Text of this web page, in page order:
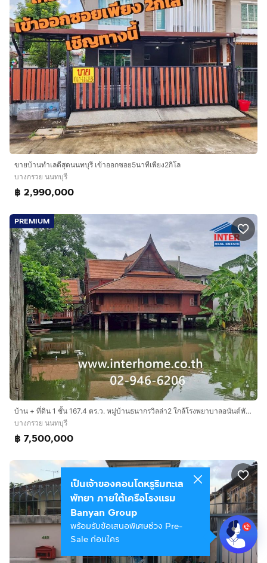
ขายบ้านทำเลดีสุดนนทบุรี เข้าออกซอย5นาทีเพียง2กิโล
บางกรวย นนทบุรี
฿ 2,990,000
PREMIUM
บ้าน + ที่ดิน 1 ชั้น 167.4 ตร.ว. หมู่บ้านธนากรวิลล่า2 ใกล้โรงพยาบาลอนันต์พัฒนา ซอยเทอดพระเกียรติ5 ถนนนครอินทร์ ถนนบางกรวย-ไทรน้อย บางกรวย
บางกรวย นนทบุรี
฿ 7,500,000
เป็นเจ้าของคอนโดหรูริมทะเล
พัทยา ภายใต้เครือโรงแรม
Banyan Group
พร้อมรับข้อเสนอพิเศษช่วง Pre-
Sale ก่อนใคร